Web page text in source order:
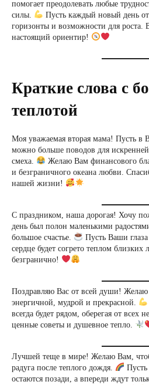
помогает преодолевать любые
силы.
Пусть каждый новый день
горизонты и возможности для роста.
настоящий ориентир!
Краткие слова с
теплотой
Моя уважаемая вторая мама! Пусть в
можно больше поводов для
смеха.
Желаю Вам финансового
и безграничного океана любви.
нашей жизни!
С праздником, наша дорогая! Хочу
день был полон маленькими
большое счастье.
Пусть Ваши глаза
сердце будет согрето теплом
безгранично!
Поздравляю Вас от всей души! Желаю
энергичной, мудрой и прекрасной.
всегда будет рядом, оберегая от всех
ценные советы и душевное тепло.
Лучшей теще в мире! Желаю Вам,
радуга после теплого дождя.
Пусть
остаются позади, а впереди ждут